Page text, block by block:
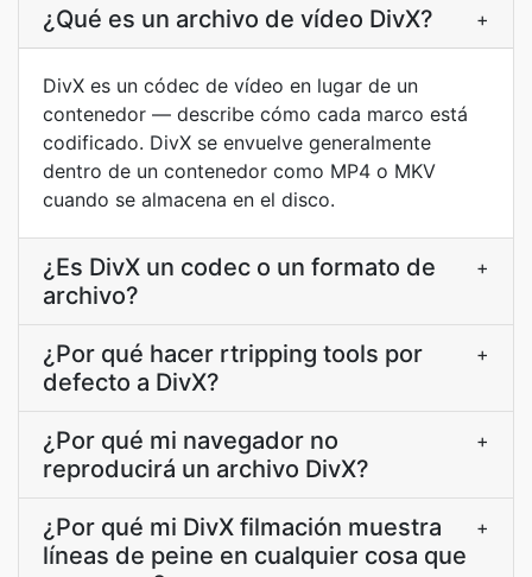
¿Qué es un archivo de vídeo DivX? +
DivX es un códec de vídeo en lugar de un
contenedor — describe cómo cada marco está
codificado. DivX se envuelve generalmente
dentro de un contenedor como MP4 o MKV
cuando se almacena en el disco.
¿Es DivX un codec o un formato de
archivo?
+
¿Por qué hacer rtripping tools por
defecto a DivX?
+
¿Por qué mi navegador no
reproducirá un archivo DivX?
+
¿Por qué mi DivX filmación muestra
líneas de peine en cualquier cosa que
+